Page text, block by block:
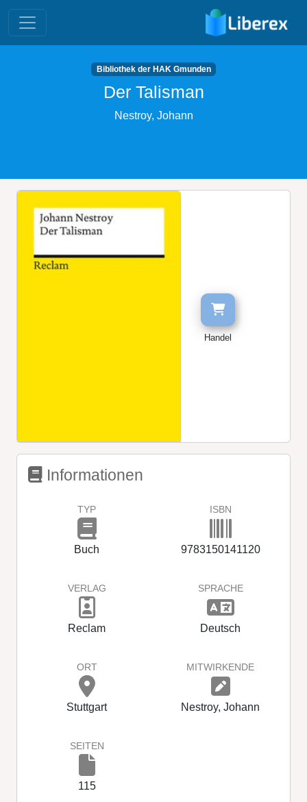
Bibliothek der HAK Gmunden
Der Talisman
Nestroy, Johann
Handel
Informationen
TYP
Buch
ISBN
9783150141120
VERLAG
Reclam
SPRACHE
Deutsch
ORT
Stuttgart
MITWIRKENDE
Nestroy, Johann
SEITEN
115